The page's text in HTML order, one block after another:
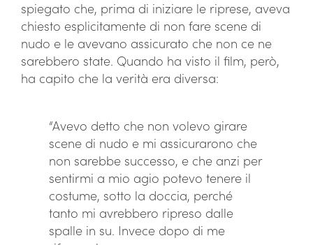
spiegato che, prima di iniziare le riprese, aveva
chiesto esplicitamente di non fare scene di
nudo e le avevano assicurato che non ce ne
sarebbero state. Quando ha visto il film, però,
ha capito che la verità era diversa:
“Avevo detto che non volevo girare
scene di nudo e mi assicurarono che
non sarebbe successo, e che anzi per
sentirmi a mio agio potevo tenere il
costume, sotto la doccia, perché
tanto mi avrebbero ripreso dalle
spalle in su. Invece dopo di me